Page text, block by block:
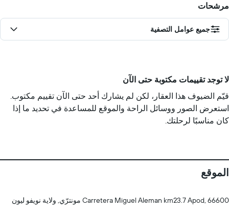
مرشحات
جميع عوامل التصفية
لا توجد تقييمات مكتوبة حتى الآن
قيّم الضيوف هذا العقار، لكن لم يشارك أحد حتى الآن تقييم مكتوب.
استعرض الصور ووسائل الراحة والموقع للمساعدة في تحديد ما إذا
كان مناسبًا لرحلتك.
الموقع
Carretera Miguel Aleman km23.7 Apod, 66600 مونترّي, ولاية نويفو ليون